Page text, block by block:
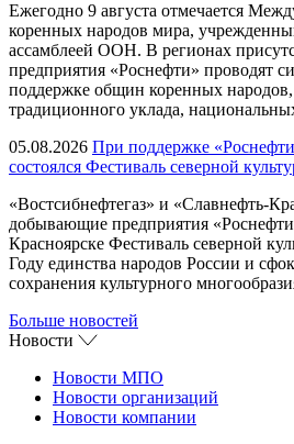
Ежегодно 9 августа отмечается
коренных народов мира,
ассамблеей ООН. В регионах
предприятия «Роснефти» проводят
поддержке общин коренных
традиционного уклада,
05.08.2026 При поддержке
состоялся Фестиваль северной
«Востсибнефтегаз» и «Славнефть-
добывающие предприятия
Красноярске Фестиваль северной
Году единства народов России и
сохранения культурного
Больше новостей
Новости
Новости МПО
Новости организаций
Новости компании